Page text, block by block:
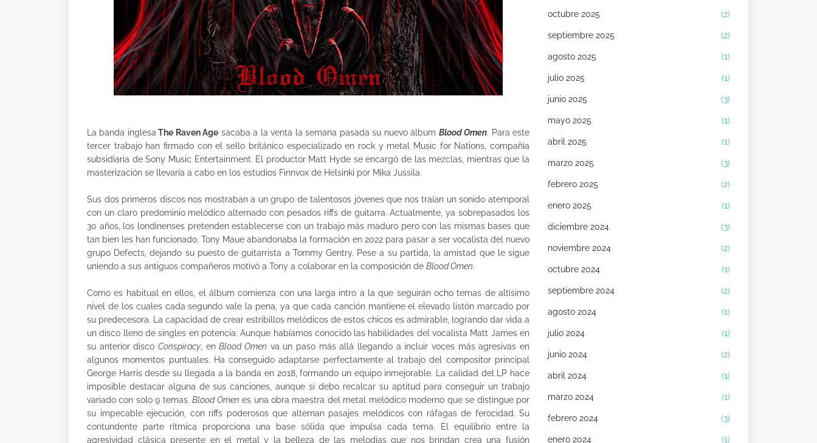
La banda inglesa The Raven Age sacaba a la venta la semana pasada su nuevo álbum Blood Omen. Para este
tercer trabajo han firmado con el sello británico especializado en rock y metal Music for Nations, compañía
subsidiaria de Sony Music Entertainment. El productor Matt Hyde se encargó de las mezclas, mientras que la
masterización se llevaría a cabo en los estudios Finnvox de Helsinki por Mika Jussila.
Sus dos primeros discos nos mostraban a un grupo de talentosos jóvenes que nos traían un sonido atemporal
con un claro predominio melódico alternado con pesados riffs de guitarra. Actualmente, ya sobrepasados los
30 años, los londinenses pretenden establecerse con un trabajo más maduro pero con las mismas bases que
tan bien les han funcionado. Tony Maue abandonaba la formación en 2022 para pasar a ser vocalista del nuevo
grupo Defects, dejando su puesto de guitarrista a Tommy Gentry. Pese a su partida, la amistad que le sigue
uniendo a sus antiguos compañeros motivó a Tony a colaborar en la composición de Blood Omen.
Como es habitual en ellos, el álbum comienza con una larga intro a la que seguirán ocho temas de altísimo
nivel de los cuales cada segundo vale la pena, ya que cada canción mantiene el elevado listón marcado por
su predecesora. La capacidad de crear estribillos melódicos de estos chicos es admirable, logrando dar vida a
un disco lleno de singles en potencia. Aunque habíamos conocido las habilidades del vocalista Matt James en
su anterior disco Conspiracy , enBlood Omen va un paso más allá llegando a incluir voces más agresivas en
algunos momentos puntuales. Ha conseguido adaptarse perfectamente al trabajo del compositor principal
George Harris desde su llegada a la banda en 2018, formando un equipo inmejorable. La calidad del LP hace
imposible destacar alguna de sus canciones, aunque si debo recalcar su aptitud para conseguir un trabajo
variado con solo 9 temas.Blood Omen es una obra maestra del metal melódico moderno que se distingue por
su impecable ejecución, con riffs poderosos que alternan pasajes melódicos con ráfagas de ferocidad. Su
contundente parte rítmica proporciona una base sólida que impulsa cada tema. El equilibrio entre la
agresividad clásica presente en el metal y la belleza de las melodías que nos brindan crea una fusión
octubre 2025 (2)
septiembre 2025 (2)
agosto 2025 (1)
julio 2025 (1)
junio 2025 (3)
mayo 2025 (1)
abril 2025 (1)
marzo 2025 (3)
febrero 2025 (2)
enero 2025 (1)
diciembre 2024 (3)
noviembre 2024 (2)
octubre 2024 (1)
septiembre 2024 (2)
agosto 2024 (1)
julio 2024 (1)
junio 2024 (2)
abril 2024 (1)
marzo 2024 (1)
febrero 2024 (3)
enero 2024 (1)